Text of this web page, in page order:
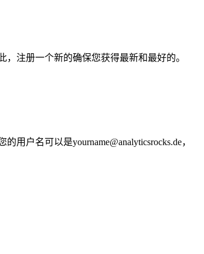
注册一个新的确保您获得最新和最好的。
户名可以是yourname@analyticsrocks.de，